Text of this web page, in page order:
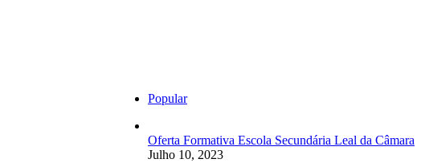
Popular
Oferta Formativa Escola Secundária Leal da Câmara
Julho 10, 2023